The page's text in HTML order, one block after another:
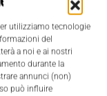
utilizziamo tecnologie
del
a noi e ai nostri
durante la
annunci (non)
può influire
dei profili
turnover delle
proprio team di